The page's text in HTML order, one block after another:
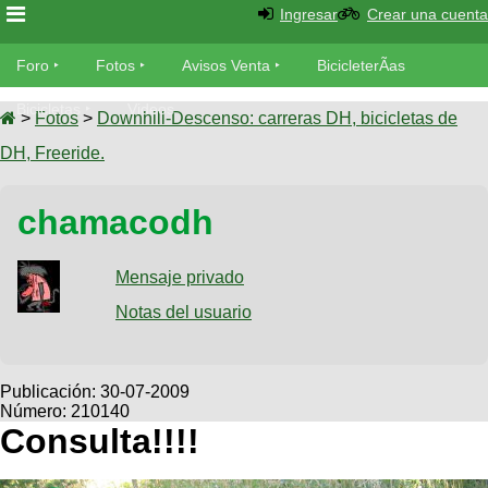
Foro
Foro
TÃ©cnica
Fotos
tu foto
Galeria
XC
Viajes
Descenso
SUBÃ
tu
Buscar
Ultimos
Fotos
BicicleterÃ­
as
Bicicletas
Tandem
Videos
Cicloturismo
Ingresar Crear una cuenta
Foro Fotos Avisos Venta BicicleterÃ­as
Bicicletas Videos
> Fotos > Downhill-Descenso: carreras DH, bicicletas de
DH, Freeride.
chamacodh
Mensaje privado
Notas del usuario
Publicación: 30-07-2009
Número: 210140
Consulta!!!!